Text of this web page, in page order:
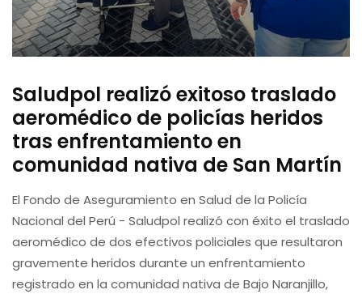
Saludpol realizó exitoso traslado
aeromédico de policías heridos
tras enfrentamiento en
comunidad nativa de San Martín
El Fondo de Aseguramiento en Salud de la Policía
Nacional del Perú - Saludpol realizó con éxito el traslado
aeromédico de dos efectivos policiales que resultaron
gravemente heridos durante un enfrentamiento
registrado en la comunidad nativa de Bajo Naranjillo,